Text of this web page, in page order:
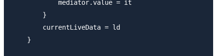
            mediator.value = it
        }
        currentLiveData = ld
    }